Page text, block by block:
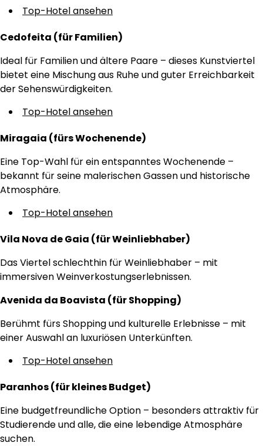
Top-Hotel ansehen
Cedofeita (für Familien)
Ideal für Familien und ältere Paare – dieses Kunstviertel
bietet eine Mischung aus Ruhe und guter Erreichbarkeit
der Sehenswürdigkeiten.
Top-Hotel ansehen
Miragaia (fürs Wochenende)
Eine Top-Wahl für ein entspanntes Wochenende –
bekannt für seine malerischen Gassen und historische
Atmosphäre.
Top-Hotel ansehen
Vila Nova de Gaia (für Weinliebhaber)
Das Viertel schlechthin für Weinliebhaber – mit
immersiven Weinverkostungserlebnissen.
Avenida da Boavista (für Shopping)
Berühmt fürs Shopping und kulturelle Erlebnisse – mit
einer Auswahl an luxuriösen Unterkünften.
Top-Hotel ansehen
Paranhos (für kleines Budget)
Eine budgetfreundliche Option – besonders attraktiv für
Studierende und alle, die eine lebendige Atmosphäre
suchen.